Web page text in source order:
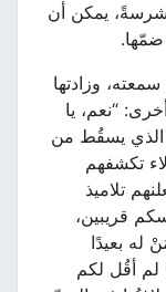
يمكن أن
وزادتها
“نعم، يا
يسقُط من
تكشفهم
تلاميذ
قريبين،
بعيدًا
أقُل لكم